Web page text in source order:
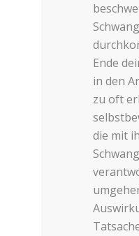
Ende
in den
zu oft
die mit